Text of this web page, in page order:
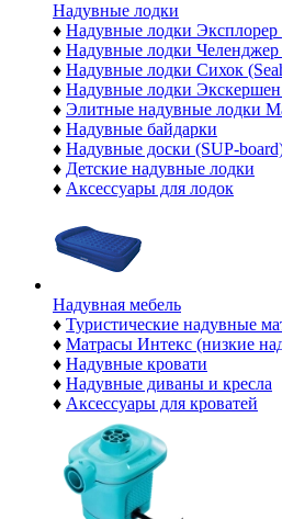
Надувные лодки
♦ Надувные лодки Эксплорер
♦ Надувные лодки Челенджер
♦ Надувные лодки Сихок
♦ Надувные лодки
♦ Элитные надувные лодки
♦ Надувные байдарки
♦ Надувные доски (SUP-
♦ Детские надувные лодки
♦ Аксессуары для лодок
Надувная мебель
♦ Туристические надувные
♦ Матрасы Интекс (низкие
♦ Надувные кровати
♦ Надувные диваны и кресла
♦ Аксессуары для кроватей